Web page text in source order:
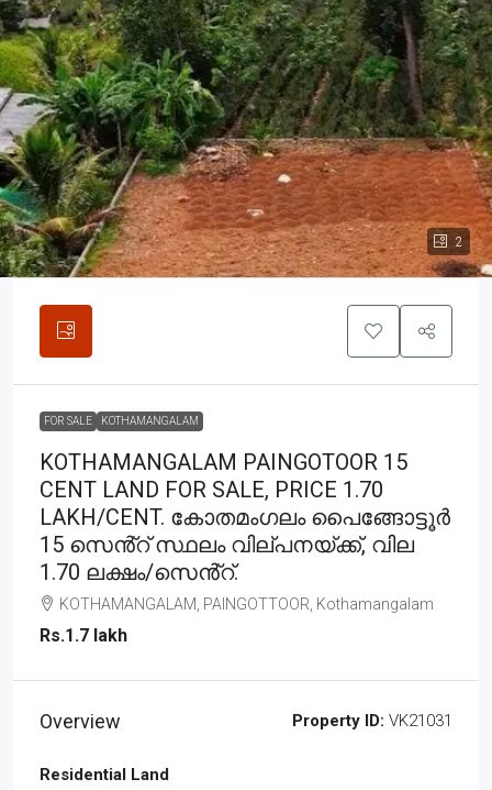
2
FOR SALE KOTHAMANGALAM
KOTHAMANGALAM PAINGOTOOR 15
CENT LAND FOR SALE, PRICE 1.70
LAKH/CENT. കോതമംഗലം പൈങ്ങോട്ടൂർ
15 സെൻ്റ് സ്ഥലം വില്പനയ്ക്ക്, വില
1.70 ലക്ഷം/സെൻ്റ്.
KOTHAMANGALAM, PAINGOTTOOR, Kothamangalam
Rs.1.7 lakh
Overview Property ID: VK21031
Residential Land